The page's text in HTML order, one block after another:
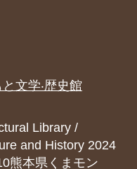
と文学‧歴史館
Library /
and History 2024
本県くまモン